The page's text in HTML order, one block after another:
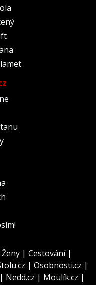
Ženy | Cestování|
| Osobnosti.cz |
| Nedd.cz | Moulík.cz |